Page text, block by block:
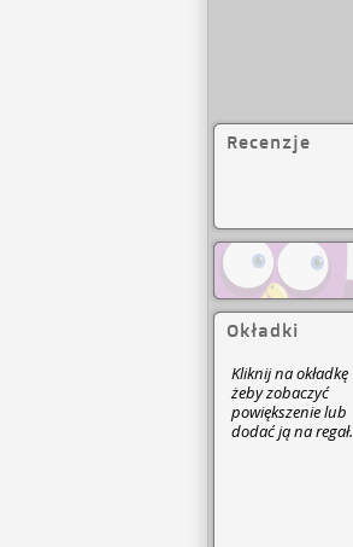
Recenzje
Okładki
Kliknij na okładkę
żeby zobaczyć
powiększenie lub
dodać ją na regał.